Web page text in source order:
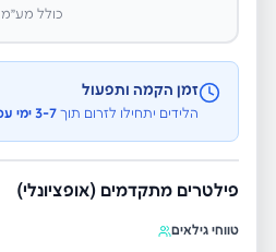
כולל מע״מ
זמן הקמה ותפעול
הלידים יתחילו לזרום תוך 3-7 ימי עסקים
פילטרים מתקדמים (אופציונלי)
טווחי גילאים